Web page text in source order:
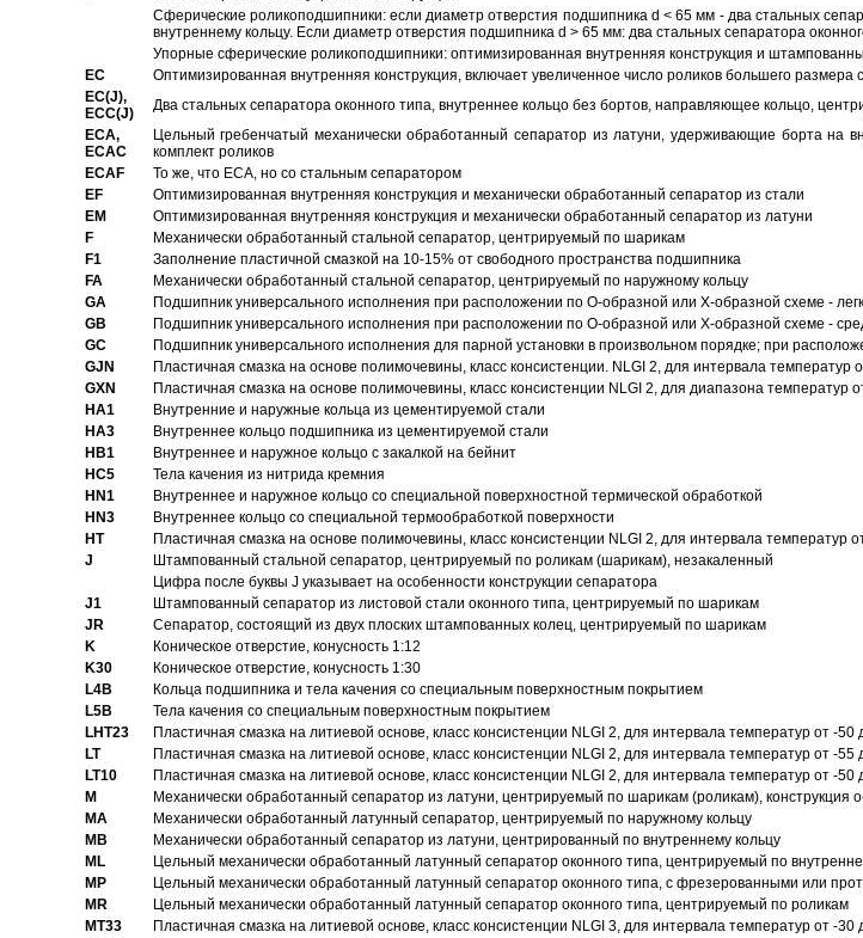
Сферические роликоподшипники: если диаметр отверстия подшипника d < 65 мм - два стальных
внутреннему кольцу. Если диаметр отверстия подшипника d > 65 мм: два стальных сепаратора
Упорные сферические роликоподшипники: оптимизированная внутренняя конструкция и
EC
Oптимизированная внутренняя конструкция, включает увеличенное число роликов большего
EC(J),
ECC(J)
Два стальных сепаратора оконного типа, внутреннее кольцо без бортов, направляющее кольцо,
ECA,
ECAC
Цельный гребенчатый механически обработанный сепаратор из латуни, удерживающие борта на
комплект роликов
ECAF
То же, что ECA, но со стальным сепаратором
EF
Оптимизированная внутренняя конструкция и механически обработанный сепаратор из стали
EM
Оптимизированная внутренняя конструкция и механически обработанный сепаратор из латуни
F
Механически обработанный стальной сепаратор, центрируемый по шарикам
F1
Заполнение пластичной смазкой на 10-15% от свободного пространства подшипника
FA
Механически обработанный стальной сепаратор, центрируемый по наружному кольцу
GA
Подшипник универсального исполнения при расположении по О-образной или Х-образной схеме -
GB
Подшипник универсального исполнения при расположении по О-образной или Х-образной схеме -
GC
Подшипник универсального исполнения для парной установки в произвольном порядке; при
GJN
Пластичная смазка на основе полимочевины, класс консистенции. NLGI 2, для интервала температур
GXN
Пластичная смазка на основе полимочевины, класс консистенции NLGI 2, для диапазона температур
HA1
Внутренние и наружные кольца из цементируемой стали
HA3
Bнутреннее кольцо подшипника из цементируемой стали
HB1
Bнутреннее и наружное кольцо с закалкой на бейнит
HC5
Тела качения из нитрида кремния
HN1
Bнутреннее и наружное кольцо со специальной поверхностной термической обработкой
HN3
Внутреннее кольцо со специальной термообработкой поверхности
HT
Пластичная смазка на основе полимочевины, класс консистенции NLGI 2, для интервала температур
J
Штампованный стальной сепаратор, центрируемый по роликам (шарикам), незакаленный
Цифра после буквы J указывает на особенности конструкции сепаратора
J1
Штампованный сепаратор из листовой стали оконного типа, центрируемый по шарикам
JR
Сепаратор, состоящий из двух плоских штампованных колец, центрируемый по шарикам
K
Коническое отверстие, конусность 1:12
K30
Коническое отверстие, конусность 1:30
L4B
Кольца подшипника и тела качения со специальным поверхностным покрытием
L5B
Тела качения со специальным поверхностным покрытием
LHT23
Пластичная смазка на литиевой основе, класс консистенции NLGI 2, для интервала температур от -50
LT
Пластичная смазка на литиевой основе, класс консистенции NLGI 2, для интервала температур от -55
LT10
Пластичная смазка на литиевой основе, класс консистенции NLGI 2, для интервала температур от -50
M
Механически обработанный сепаратор из латуни, центрируемый по шарикам (роликам), конструкция
MA
Механически обработанный латунный сепаратор, центрируемый по наружному кольцу
MB
Механически обработанный сепаратор из латуни, центрированный по внутреннему кольцу
ML
Цельный механически обработанный латунный сепаратор оконного типа, центрируемый по
MP
Цельный механически обработанный латунный сепаратор оконного типа, с фрезерованными или
MR
Цельный механически обработанный латунный сепаратор оконного типа, центрируемый по роликам
MT33
Пластичная смазка на литиевой основе, класс консистенции NLGI 3, для интервала температур от -30